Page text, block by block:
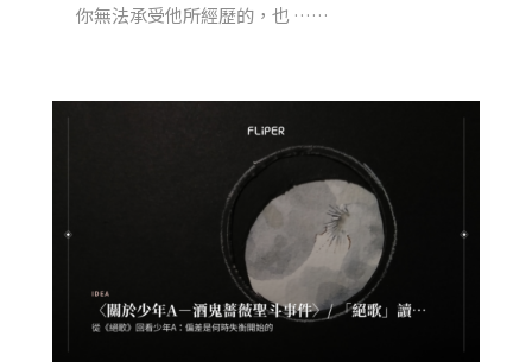
你無法承受他所經歷的，也 ……